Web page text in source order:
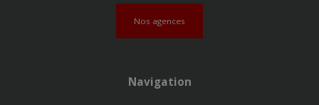
Nos agences
Navigation